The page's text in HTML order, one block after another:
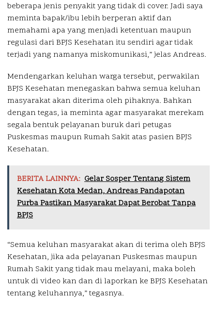
beberapa jenis penyakit yang tidak di cover. Jadi saya
meminta bapak/ibu lebih berperan aktif dan
memahami apa yang menjadi ketentuan maupun
regulasi dari BPJS Kesehatan itu sendiri agar tidak
terjadi yang namanya miskomunikasi,” jelas Andreas.
Mendengarkan keluhan warga tersebut, perwakilan
BPJS Kesehatan menegaskan bahwa semua keluhan
masyarakat akan diterima oleh pihaknya. Bahkan
dengan tegas, ia meminta agar masyarakat merekam
segala bentuk pelayanan buruk dari petugas
Puskesmas maupun Rumah Sakit atas pasien BPJS
Kesehatan.
BERITA LAINNYA: Gelar Sosper Tentang Sistem
Kesehatan Kota Medan, Andreas Pandapotan
Purba Pastikan Masyarakat Dapat Berobat Tanpa
BPJS
“Semua keluhan masyarakat akan di terima oleh BPJS
Kesehatan, jika ada pelayanan Puskesmas maupun
Rumah Sakit yang tidak mau melayani, maka boleh
untuk di video kan dan di laporkan ke BPJS Kesehatan
tentang keluhannya,” tegasnya.